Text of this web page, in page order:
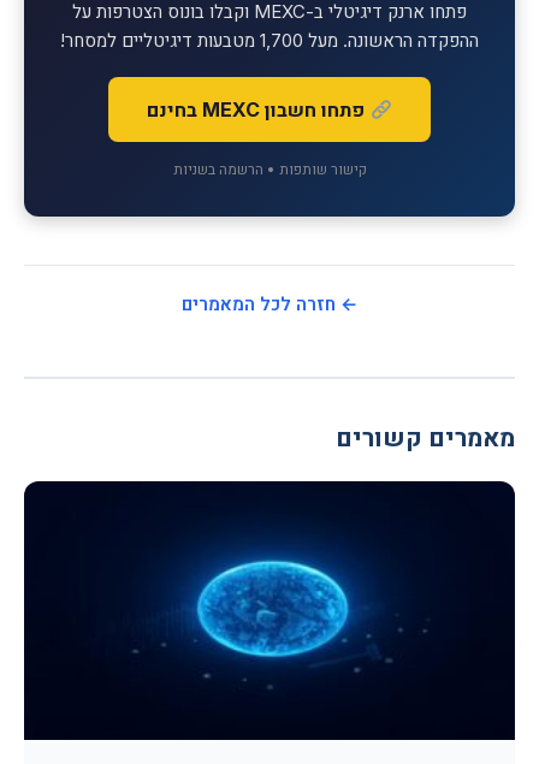
פתחו ארנק דיגיטלי ב-MEXC וקבלו בונוס הצטרפות על
ההפקדה הראשונה. מעל 1,700 מטבעות דיגיטליים למסחר!
פתחו חשבון MEXC בחינם
קישור שותפות • הרשמה בשניות
← חזרה לכל המאמרים
מאמרים קשורים